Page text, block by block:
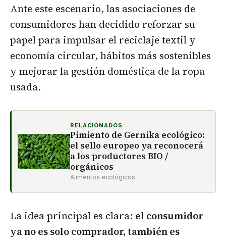
Ante este escenario, las asociaciones de
consumidores han decidido reforzar su
papel para impulsar el reciclaje textil y
economía circular, hábitos más sostenibles
y mejorar la gestión doméstica de la ropa
usada.
RELACIONADOS
Pimiento de Gernika ecológico:
el sello europeo ya reconocerá
a los productores BIO /
orgánicos
Alimentos ecológicos
La idea principal es clara: el consumidor
ya no es solo comprador, también es